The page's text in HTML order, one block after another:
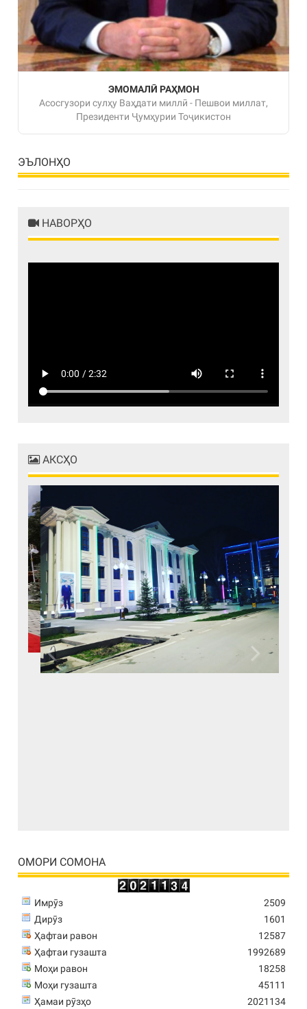
ЭМОМАЛӢ РАҲМОН
Асосгузори сулҳу Ваҳдати миллӣ - Пешвои миллат,
Президенти Ҷумҳурии Тоҷикистон
ЭЪЛОНҲО
НАВОРҲО
АКСҲО
Previous Next
ОМОРИ СОМОНА
Имрӯз
Дирӯз
Ҳафтаи равон
Ҳафтаи гузашта
Моҳи равон
Моҳи гузашта
Ҳамаи рӯзҳо
2509
1601
12587
1992689
18258
45111
2021134